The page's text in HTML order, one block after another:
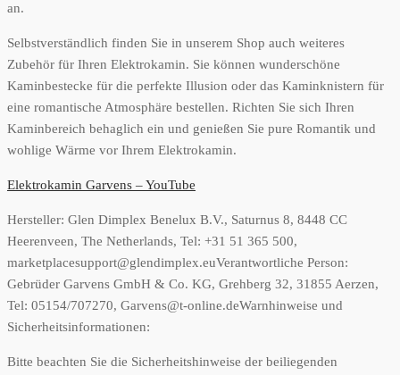
an.
Selbstverständlich finden Sie in unserem Shop auch weiteres
Zubehör für Ihren Elektrokamin. Sie können wunderschöne
Kaminbestecke für die perfekte Illusion oder das Kaminknistern für
eine romantische Atmosphäre bestellen. Richten Sie sich Ihren
Kaminbereich behaglich ein und genießen Sie pure Romantik und
wohlige Wärme vor Ihrem Elektrokamin.
Elektrokamin Garvens – YouTube
Hersteller: Glen Dimplex Benelux B.V., Saturnus 8, 8448 CC
Heerenveen, The Netherlands, Tel: +31 51 365 500,
marketplacesupport@glendimplex.euVerantwortliche Person:
Gebrüder Garvens GmbH & Co. KG, Grehberg 32, 31855 Aerzen,
Tel: 05154/707270, Garvens@t-online.deWarnhinweise und
Sicherheitsinformationen:
Bitte beachten Sie die Sicherheitshinweise der beiliegenden